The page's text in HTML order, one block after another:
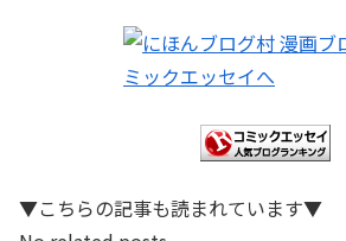
▼こちらの記事も読まれています▼